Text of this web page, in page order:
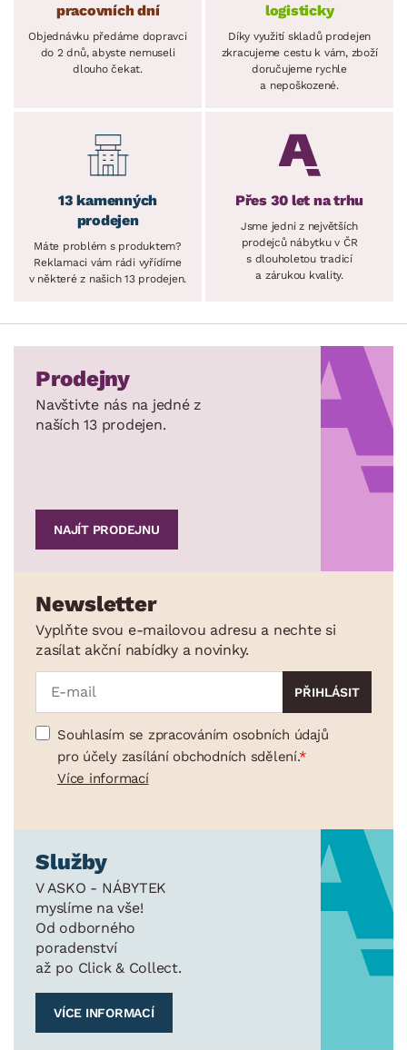
pracovních dní
Objednávku předáme dopravci
do 2 dnů, abyste nemuseli
dlouho čekat.
logisticky
Díky využití skladů prodejen
zkracujeme cestu k vám, zboží
doručujeme rychle
a nepoškozené.
13 kamenných
prodejen
Máte problém s produktem?
Reklamaci vám rádi vyřídíme
v některé z našich 13 prodejen.
Přes 30 let na trhu
Jsme jedni z největších
prodejců nábytku v ČR
s dlouholetou tradicí
a zárukou kvality.
Prodejny
Navštivte nás na jedné z
naších 13 prodejen.
NAJÍT PRODEJNU
Newsletter
Vyplňte svou e-mailovou adresu a nechte si
zasílat akční nabídky a novinky.
Souhlasím se zpracováním osobních údajů
pro účely zasílání obchodních sdělení.
Více informací
Služby
V ASKO - NÁBYTEK
myslíme na vše!
Od odborného
poradenství
až po Click & Collect.
VÍCE INFORMACÍ